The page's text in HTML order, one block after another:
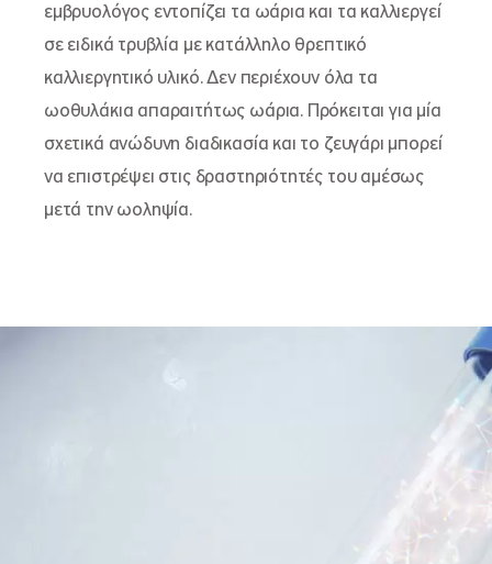
εμβρυολόγος εντοπίζει τα ωάρια και τα καλλιεργεί
σε ειδικά τρυβλία με κατάλληλο θρεπτικό
καλλιεργητικό υλικό. Δεν περιέχουν όλα τα
ωοθυλάκια απαραιτήτως ωάρια. Πρόκειται για μία
σχετικά ανώδυνη διαδικασία και το ζευγάρι μπορεί
να επιστρέψει στις δραστηριότητές του αμέσως
μετά την ωοληψία.